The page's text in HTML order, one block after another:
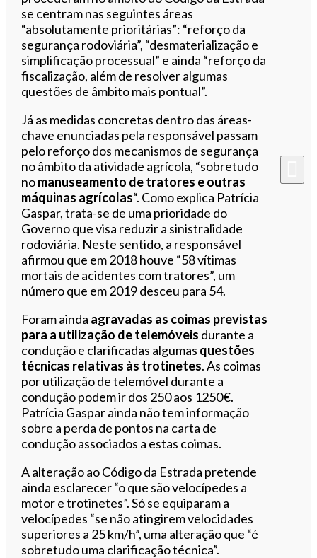
se centram nas seguintes áreas
“absolutamente prioritárias”: “reforço da
segurança rodoviária”, “desmaterialização e
simplificação processual” e ainda “reforço da
fiscalização, além de resolver algumas
questões de âmbito mais pontual”.
Já as medidas concretas dentro das áreas-
chave enunciadas pela responsável passam
pelo reforço dos mecanismos de segurança
no âmbito da atividade agrícola, “sobretudo
nomanuseamento de tratores e outras
máquinas agrícolas“. Como explica Patrícia
Gaspar, trata-se de uma prioridade do
Governo que visa reduzir a sinistralidade
rodoviária. Neste sentido, a responsável
afirmou que em 2018 houve “58 vítimas
mortais de acidentes com tratores”, um
número que em 2019 desceu para 54.
Foram ainda agravadas as coimas previstas
para a utilização de telemóveis durante a
condução e clarificadas algumas questões
técnicas relativas às trotinetes. As coimas
por utilização de telemóvel durante a
condução podem ir dos 250 aos 1250€.
Patrícia Gaspar ainda não tem informação
sobre a perda de pontos na carta de
condução associados a estas coimas.
A alteração ao Código da Estrada pretende
ainda esclarecer “o que são velocípedes a
motor e trotinetes”. Só se equiparam a
velocípedes “se não atingirem velocidades
superiores a 25 km/h”, uma alteração que “é
sobretudo uma clarificação técnica”.